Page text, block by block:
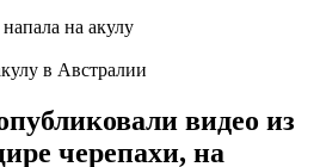
в Австралии
видео из
черепахи, на